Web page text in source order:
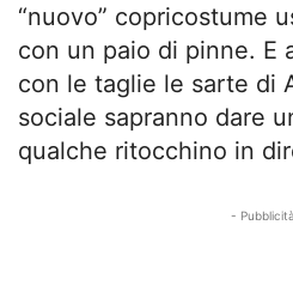
“nuovo” copricostume
con un paio di pinne. E
con le taglie le sarte di
sociale sapranno dare
qualche ritocchino in
-